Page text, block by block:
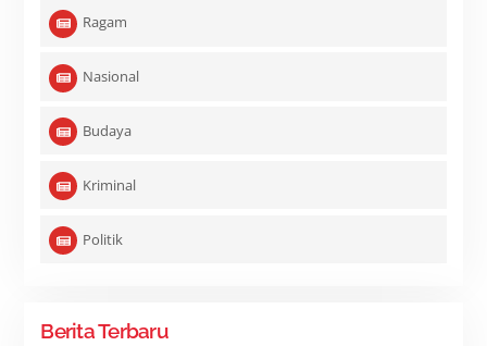
Ragam
Nasional
Budaya
Kriminal
Politik
Berita Terbaru